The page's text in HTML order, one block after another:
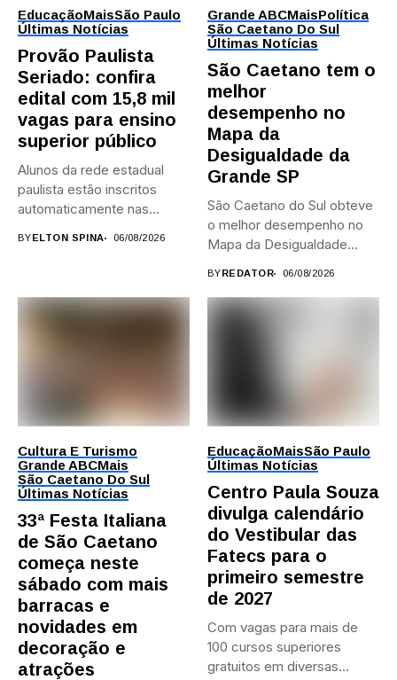
EducaçãoMaisSão Paulo
Últimas Notícias
Provão Paulista
Seriado: confira
edital com 15,8 mil
vagas para ensino
superior público
Alunos da rede estadual
paulista estão inscritos
automaticamente nas
BY ELTON SPINA 06/08/2026
Grande ABCMaisPolítica
São Caetano Do Sul
Últimas Notícias
São Caetano tem o
melhor
desempenho no
Mapa da
Desigualdade da
Grande SP
São Caetano do Sul obteve
o melhor desempenho no
Mapa da Desigualdade...
BY REDATOR 06/08/2026
Cultura E Turismo
Grande ABCMais
São Caetano Do Sul
Últimas Notícias
33ª Festa Italiana
de São Caetano
começa neste
sábado com mais
barracas e
novidades em
decoração e
atrações
EducaçãoMaisSão Paulo
Últimas Notícias
Centro Paula Souza
divulga calendário
do Vestibular das
Fatecs para o
primeiro semestre
de 2027
Com vagas para mais de
100 cursos superiores
gratuitos em diversas